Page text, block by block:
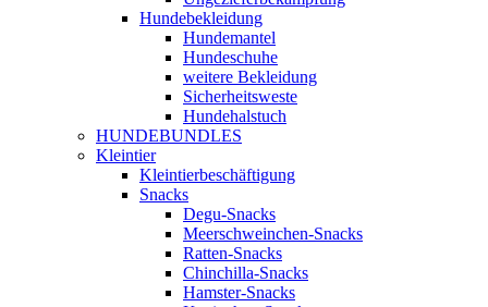
Hundebekleidung
Hundemantel
Hundeschuhe
weitere Bekleidung
Sicherheitsweste
Hundehalstuch
HUNDEBUNDLES
Kleintier
Kleintierbeschäftigung
Snacks
Degu-Snacks
Meerschweinchen-Snacks
Ratten-Snacks
Chinchilla-Snacks
Hamster-Snacks